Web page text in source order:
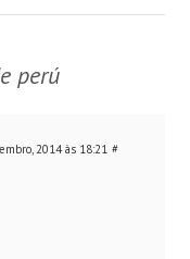
perú
2014 às 18:21 #